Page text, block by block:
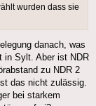
wurden dass sie
danach, was
in Sylt. Aber ist NDR
zu NDR 2
das nicht zulässig.
bei starkem